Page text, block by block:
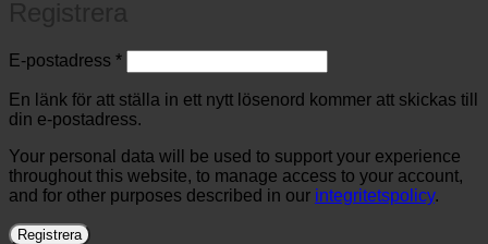
E-postadress *Obligatoriskt
En länk för att ställa in ett nytt lösenord kommer att skickas till
din e-postadress.
Your personal data will be used to support your experience
throughout this website, to manage access to your account,
and for other purposes described in our integritetspolicy.
Registrera